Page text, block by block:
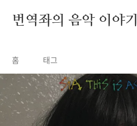
번역좌의 음악 이야기
홈 태그